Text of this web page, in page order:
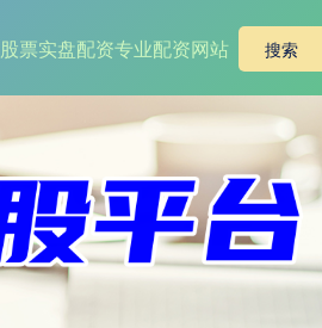
股票实盘配资专业配资网站